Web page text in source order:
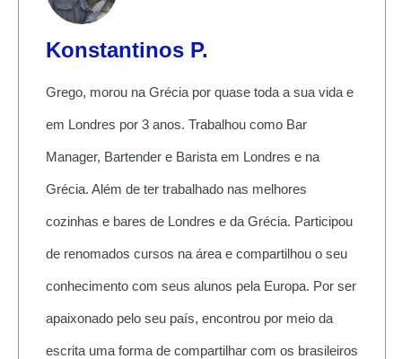
Konstantinos P.
Grego, morou na Grécia por quase toda a sua vida e
em Londres por 3 anos. Trabalhou como Bar
Manager, Bartender e Barista em Londres e na
Grécia. Além de ter trabalhado nas melhores
cozinhas e bares de Londres e da Grécia. Participou
de renomados cursos na área e compartilhou o seu
conhecimento com seus alunos pela Europa. Por ser
apaixonado pelo seu país, encontrou por meio da
escrita uma forma de compartilhar com os brasileiros